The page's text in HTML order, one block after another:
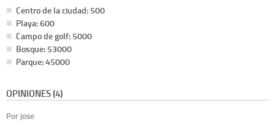
Centro de la ciudad: 500
Playa: 600
Campo de golf: 5000
Bosque: 53000
Parque: 45000
OPINIONES (4)
Por jose